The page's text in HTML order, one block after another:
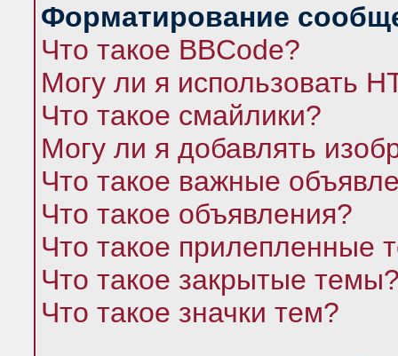
Форматирование
Что такое BBCode?
Могу ли я использовать
Что такое смайлики?
Могу ли я добавлять
Что такое важные
Что такое объявления?
Что такое прилепленные
Что такое закрытые
Что такое значки тем?